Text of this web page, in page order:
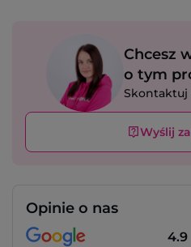
Chcesz
o tym
Skontaktuj
Wyślij
Opinie o nas
4.9